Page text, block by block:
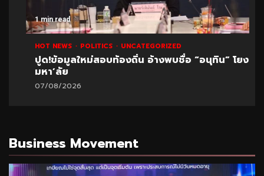
1 min read
HOT NEWS POLITICS UNCATEGORIZED
ปูด!ข้อมูลใหม่สอบท้องถิ่น อ้างพบชื่อ “อนุทิน” โยง
มหา’ลัย
07/08/2026
Business Movement